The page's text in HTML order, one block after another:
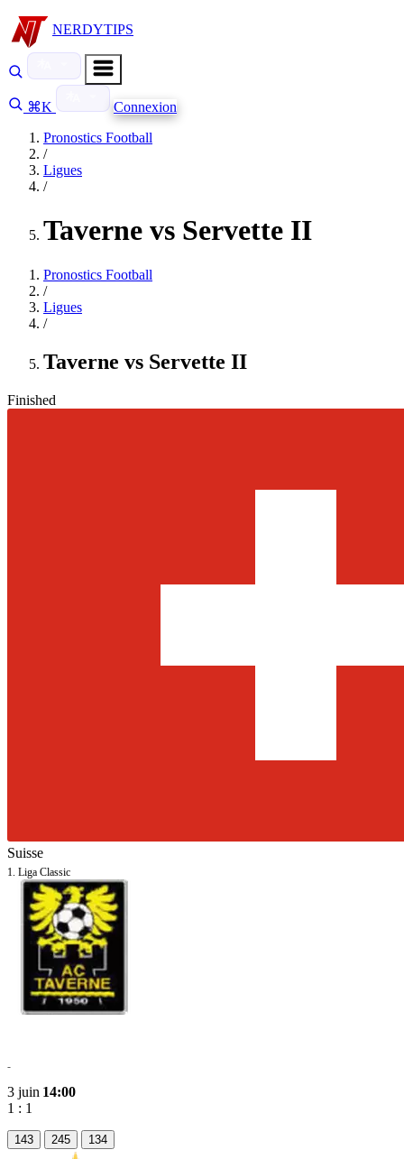
NERDYTIPS
⌘K
Connexion
Pronostics Football
/
Ligues
/
Taverne vs Servette II
Pronostics Football
/
Ligues
/
Taverne vs Servette II
Finished
Suisse
1. Liga Classic
-
3 juin 14:00
1 : 1
143 245 134